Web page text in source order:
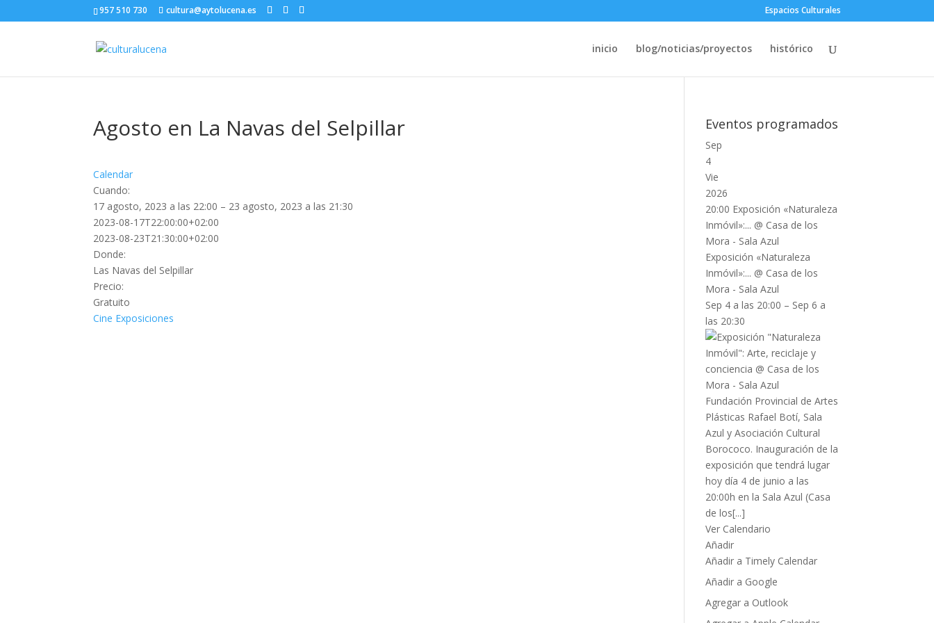
957 510 730 cultura@aytolucena.es Espacios Culturales
inicio blog/noticias/proyectos histórico
Agosto en La Navas del Selpillar
Calendar
Cuando:
17 agosto, 2023 a las 22:00 – 23 agosto, 2023 a las 21:30
2023-08-17T22:00:00+02:00
2023-08-23T21:30:00+02:00
Donde:
Las Navas del Selpillar
Precio:
Gratuito
Cine Exposiciones
Eventos programados
Sep
4
Vie
2026
20:00 Exposición «Naturaleza
Inmóvil»:... @ Casa de los
Mora - Sala Azul
Exposición «Naturaleza
Inmóvil»:... @ Casa de los
Mora - Sala Azul
Sep 4 a las 20:00 – Sep 6 a
las 20:30
Fundación Provincial de Artes
Plásticas Rafael Botí, Sala
Azul y Asociación Cultural
Borococo. Inauguración de la
exposición que tendrá lugar
hoy día 4 de junio a las
20:00h en la Sala Azul (Casa
de los[...]
Ver Calendario
Añadir
Añadir a Timely Calendar
Añadir a Google
Agregar a Outlook